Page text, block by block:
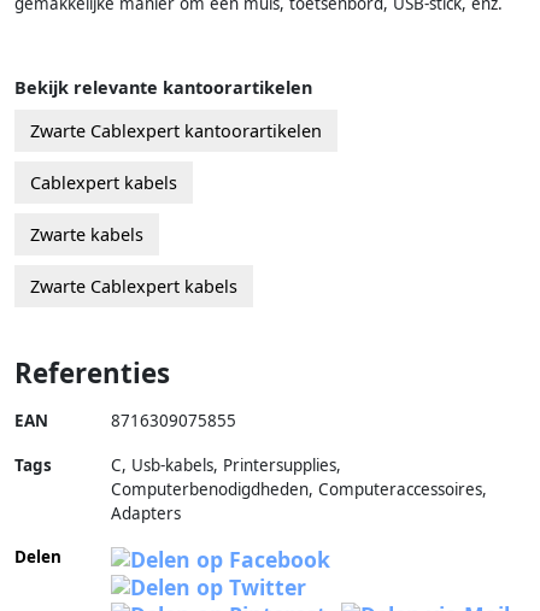
Bekijk relevante kantoorartikelen
Zwarte Cablexpert kantoorartikelen
Cablexpert kabels
Zwarte kabels
Zwarte Cablexpert kabels
Referenties
EAN 8716309075855
Tags
C, Usb-kabels, Printersupplies,
Computerbenodigdheden, Computeraccessoires,
Adapters
Delen